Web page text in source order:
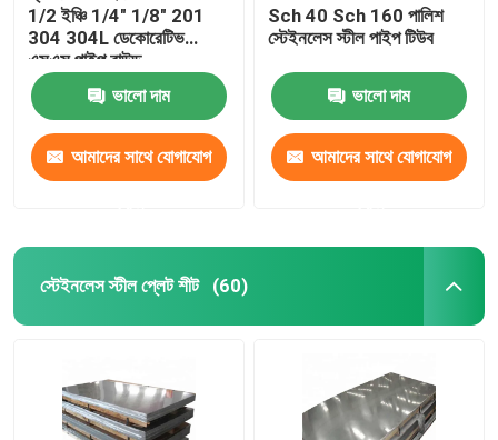
1/2 ইঞ্চি 1/4" 1/8" 201
304 304L ডেকোরেটিভ
এসএস পাইপ রাউন্ড
ভালো দাম
আমাদের সাথে যোগাযোগ
Sch 40 Sch 160 পালিশ
স্টেইনলেস স্টীল পাইপ টিউব
ভালো দাম
আমাদের সাথে যোগাযোগ
স্টেইনলেস স্টীল প্লেট শীট (60)